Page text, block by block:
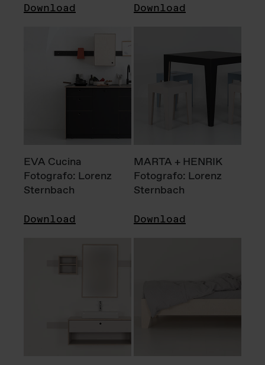
Download Download
EVA Cucina
Fotografo: Lorenz
Sternbach
Download
MARTA + HENRIK
Fotografo: Lorenz
Sternbach
Download